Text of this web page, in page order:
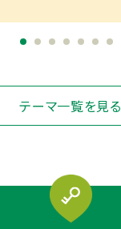
テーマ一覧を見る